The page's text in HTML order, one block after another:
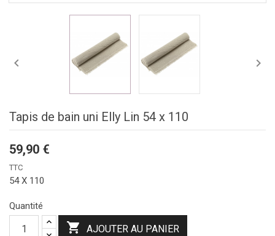
 
Tapis de bain uni Elly Lin 54 x 110
59,90 €
TTC
54 X 110
Quantité
 AJOUTER AU PANIER